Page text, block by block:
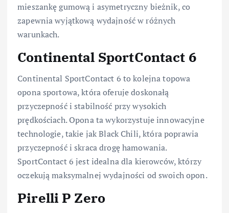
mieszankę gumową i asymetryczny bieżnik, co
zapewnia wyjątkową wydajność w różnych
warunkach.
Continental SportContact 6
Continental SportContact 6 to kolejna topowa
opona sportowa, która oferuje doskonałą
przyczepność i stabilność przy wysokich
prędkościach. Opona ta wykorzystuje innowacyjne
technologie, takie jak Black Chili, która poprawia
przyczepność i skraca drogę hamowania.
SportContact 6 jest idealna dla kierowców, którzy
oczekują maksymalnej wydajności od swoich opon.
Pirelli P Zero